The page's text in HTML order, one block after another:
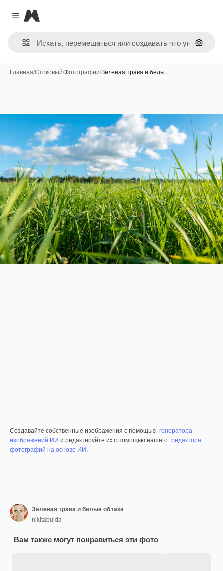
Close menu
Magnific
Поиск
Главная/Стоковый/Фотографии/Зеленая трава и белы…
Создавайте собственные изображения с помощью генератора
изображений ИИ и редактируйте их с помощью нашего редактора
фотографий на основе ИИ.
Зеленая трава и белые облака
nikitabuida
Вам также могут понравиться эти фото